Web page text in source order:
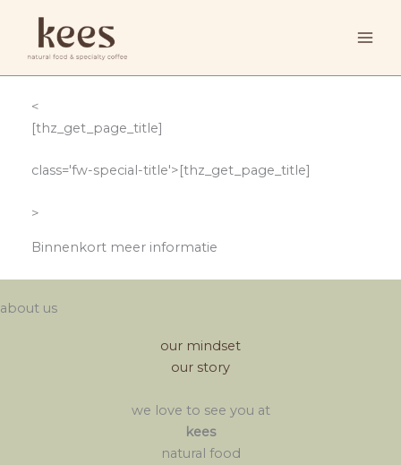
inhoud
<
[thz_get_page_title]
class='fw-special-title'> [thz_get_page_title]
>
Binnenkort meer informatie
about us
our mindset
our story
we love to see you at
kees
natural food